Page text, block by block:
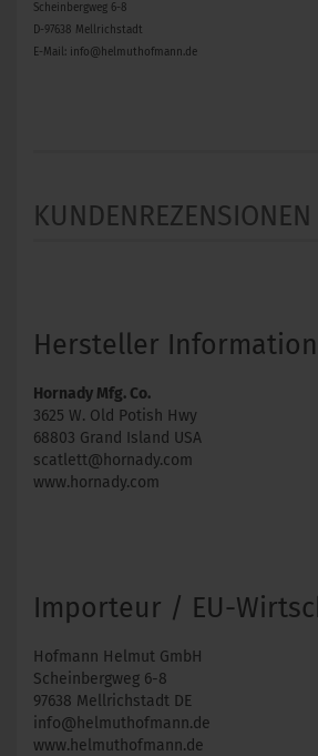
Scheinbergweg 6-8
D-97638 Mellrichstadt
E-Mail: info@helmuthofmann.de
KUNDENREZENSIONEN
Hersteller
Hornady Mfg. Co.
3625 W. Old Potish Hwy
68803 Grand Island USA
scatlett@hornady.com
www.hornady.com
Importeur / EU-
Hofmann Helmut GmbH
Scheinbergweg 6-8
97638 Mellrichstadt DE
info@helmuthofmann.de
www.helmuthofmann.de